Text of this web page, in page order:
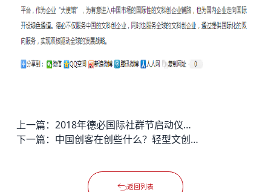
上一篇：
2018年德必国际社群节启动仪式在沪举行
下一篇：
中国创客在创些什么？轻型文创、科创企业仍火
返回列表